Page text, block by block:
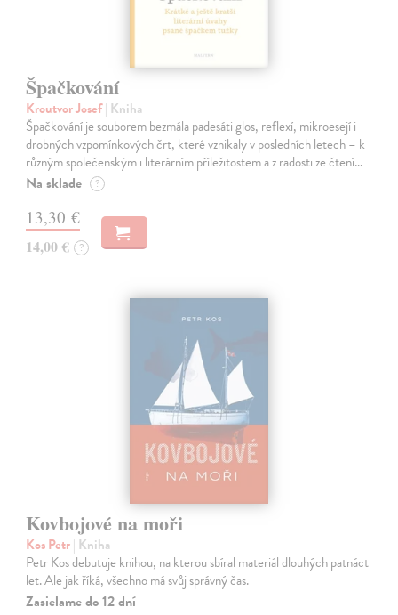
Špačkování
Kroutvor Josef| Kniha
Špačkování je souborem bezmála padesáti glos, reflexí, mikroesejí i
drobných vzpomínkových črt, které vznikaly v posledních letech – k
různým společenským i literárním příležitostem a z radosti ze čtení…
Na sklade ?
13,30 €
14,00 € ?
Kovbojové na moři
Kos Petr| Kniha
Petr Kos debutuje knihou, na kterou sbíral materiál dlouhých patnáct
let. Ale jak říká, všechno má svůj správný čas.
Zasielame do 12 dní